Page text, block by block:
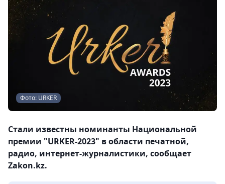
Фото: URKER
Стали известны номинанты Национальной
премии "URKER-2023" в области печатной,
радио, интернет-журналистики, сообщает
Zakon.kz.